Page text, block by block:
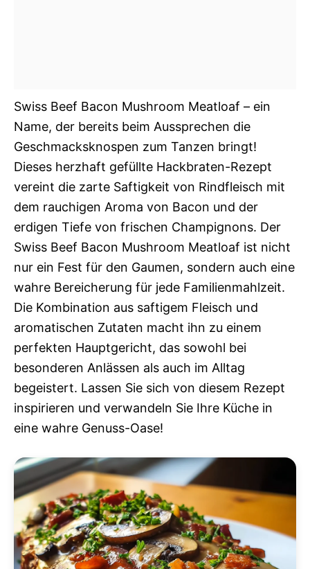
Swiss Beef Bacon Mushroom Meatloaf – ein
Name, der bereits beim Aussprechen die
Geschmacksknospen zum Tanzen bringt!
Dieses herzhaft gefüllte Hackbraten-Rezept
vereint die zarte Saftigkeit von Rindfleisch mit
dem rauchigen Aroma von Bacon und der
erdigen Tiefe von frischen Champignons. Der
Swiss Beef Bacon Mushroom Meatloaf ist nicht
nur ein Fest für den Gaumen, sondern auch eine
wahre Bereicherung für jede Familienmahlzeit.
Die Kombination aus saftigem Fleisch und
aromatischen Zutaten macht ihn zu einem
perfekten Hauptgericht, das sowohl bei
besonderen Anlässen als auch im Alltag
begeistert. Lassen Sie sich von diesem Rezept
inspirieren und verwandeln Sie Ihre Küche in
eine wahre Genuss-Oase!